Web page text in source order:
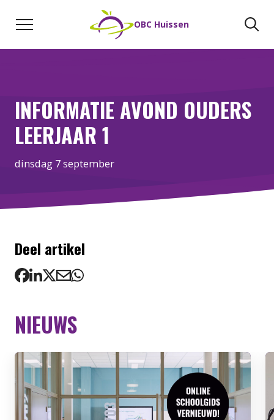
OBC Huissen
INFORMATIE AVOND OUDERS
LEERJAAR 1
dinsdag 7 september
Deel artikel
NIEUWS